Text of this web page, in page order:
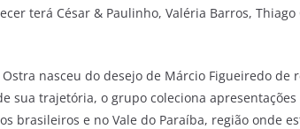
terá César & Paulinho, Valéria Barros, Thiago
nasceu do desejo de Márcio Figueiredo de
sua trajetória, o grupo coleciona apresentações
brasileiros e no Vale do Paraíba, região onde